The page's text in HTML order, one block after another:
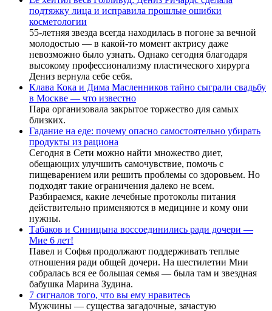
подтяжку лица и исправила прошлые ошибки
косметологии
55-летняя звезда всегда находилась в погоне за вечной
молодостью — в какой-то момент актрису даже
невозможно было узнать. Однако сегодня благодаря
высокому профессионализму пластического хирурга
Дениз вернула себе себя.
Клава Кока и Дима Масленников тайно сыграли свадьбу
в Москве — что известно
Пара организовала закрытое торжество для самых
близких.
Гадание на еде: почему опасно самостоятельно убирать
продукты из рациона
Сегодня в Сети можно найти множество диет,
обещающих улучшить самочувствие, помочь с
пищеварением или решить проблемы со здоровьем. Но
подходят такие ограничения далеко не всем.
Разбираемся, какие лечебные протоколы питания
действительно применяются в медицине и кому они
нужны.
Табаков и Синицына воссоединились ради дочери —
Мие 6 лет!
Павел и Софья продолжают поддерживать теплые
отношения ради общей дочери. На шестилетии Мии
собралась вся ее большая семья — была там и звездная
бабушка Марина Зудина.
7 сигналов того, что вы ему нравитесь
Мужчины — существа загадочные, зачастую